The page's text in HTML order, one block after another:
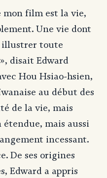
mon film est la vie,
Une vie dont
illustrer toute
disait Edward
Hou Hsiao-hsien,
au début des
de la vie, mais
étendue, mais aussi
incessant.
De ses origines
Edward a appris